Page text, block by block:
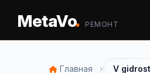
MetaVo. РЕМОНТ
Главная › V